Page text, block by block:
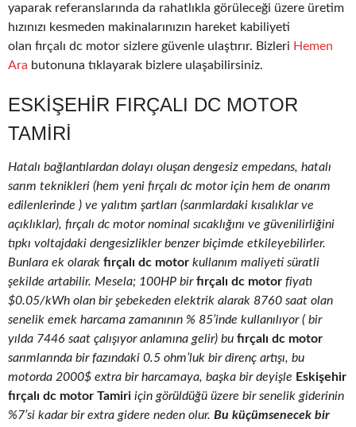
yaparak referanslarında da rahatlıkla görüleceği üzere üretim
hızınızı kesmeden makinalarınızın hareket kabiliyeti
olan fırçalı dc motor sizlere güvenle ulaştırır. Bizleri Hemen
Ara butonuna tıklayarak bizlere ulaşabilirsiniz.
ESKIŞEHIR FIRÇALI DC MOTOR
TAMIRI
Hatalı bağlantılardan dolayı oluşan dengesiz empedans, hatalı
sarım teknikleri (hem yeni fırçalı dc motor için hem de onarım
edilenlerinde ) ve yalıtım şartları (sarımlardaki kısalıklar ve
açıklıklar), fırçalı dc motor nominal sıcaklığını ve güvenilirliğini
tıpkı voltajdaki dengesizlikler benzer biçimde etkileyebilirler.
Bunlara ek olarak fırçalı dc motor kullanım maliyeti süratli
şekilde artabilir. Mesela; 100HP birfırçalı dc motor fiyatı
$0.05/kWh olan bir şebekeden elektrik alarak 8760 saat olan
senelik emek harcama zamanının % 85’inde kullanılıyor ( bir
yılda 7446 saat çalışıyor anlamına gelir) bu fırçalı dc motor
sarımlarında bir fazındaki 0.5 ohm’luk bir direnç artışı, bu
motorda 2000$ extra bir harcamaya, başka bir deyişle Eskişehir
fırçalı dc motor Tamiri için görüldüğü üzere bir senelik giderinin
%7’si kadar bir extra gidere neden olur. Bu küçümsenecek bir